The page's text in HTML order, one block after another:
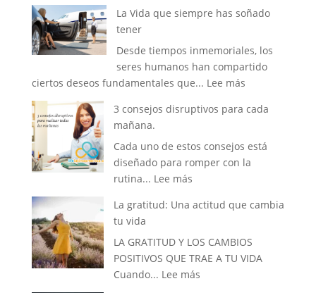
La Vida que siempre has soñado
tener
Desde tiempos inmemoriales, los
seres humanos han compartido
ciertos deseos fundamentales que... Lee más:
Vida
siempre
has
3 consejos disruptivos para cada
mañana.
Cada uno de estos consejos está
diseñado para romper con la
rutina... Lee más:
consejos
para
cada
mañana.
La gratitud: Una actitud que cambia
tu vida
LA GRATITUD Y LOS CAMBIOS
POSITIVOS QUE TRAE A TU VIDA
Cuando... Lee más: